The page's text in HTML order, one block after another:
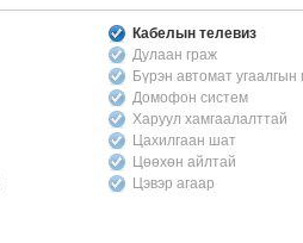
Кабелын телевиз
Дулаан граж
Бүрэн автомат
Домофон систем
Харуул хамгаалалттай
Цахилгаан шат
Цөөхөн айлтай
Цэвэр агаар